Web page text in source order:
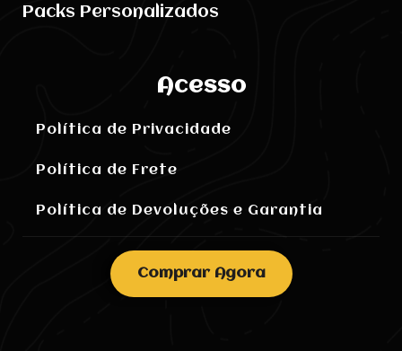
Packs Personalizados
Acesso
Política de Privacidade
Política de Frete
Política de Devoluções e Garantia
Comprar Agora